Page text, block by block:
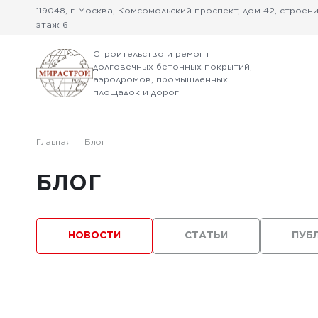
119048, г. Москва, Комсомольский проспект, дом 42,
этаж 6
Строительство и ремонт
долговечных бетонных покрытий,
аэродромов, промышленных
площадок и дорог
Главная Блог
БЛОГ
НОВОСТИ СТАТЬИ